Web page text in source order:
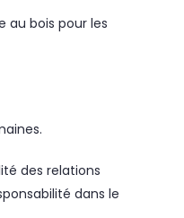
au bois pour les
des relations
dans le